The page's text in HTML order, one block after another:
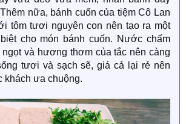
nữa, bánh cuốn của tiệm Cô Lan
tôm tươi nguyên con nên tạo ra một
cho món bánh cuốn. Nước chấm
ngọt và hương thơm của tắc nên càng
tươi và sạch sẽ, giá cả lại rẻ nên
khách ưa chuộng.